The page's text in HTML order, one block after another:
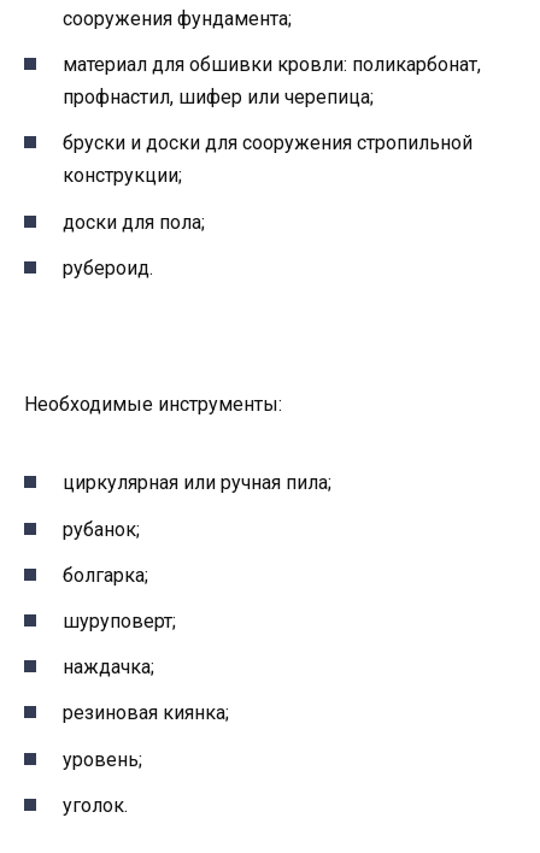
сооружения фундамента;
материал для обшивки кровли: поликарбонат,
профнастил, шифер или черепица;
бруски и доски для сооружения стропильной
конструкции;
доски для пола;
рубероид.
Необходимые инструменты:
циркулярная или ручная пила;
рубанок;
болгарка;
шуруповерт;
наждачка;
резиновая киянка;
уровень;
уголок.